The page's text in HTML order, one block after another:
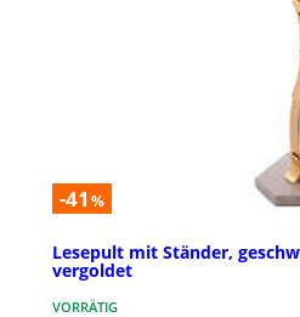
-41 %
Lesepult mit Ständer,
vergoldet
VORRÄTIG